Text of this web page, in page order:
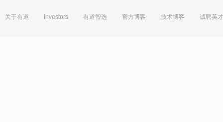
关于有道 Investors 有道智选 官方博客 技术博客 诚聘英才